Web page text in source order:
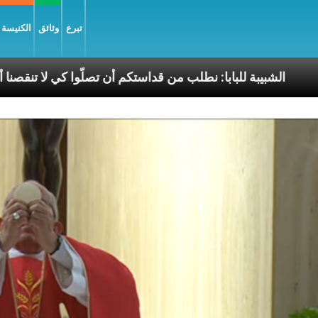
وثائق تبرع
الشبيبة للبابا: نطلب من قداستكم أن السّلام